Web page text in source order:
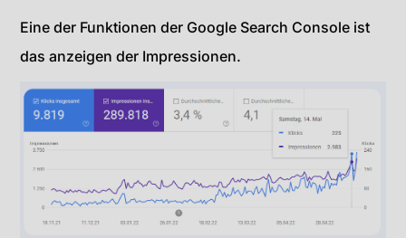
Eine der Funktionen der Google Search Console ist
das anzeigen der Impressionen.